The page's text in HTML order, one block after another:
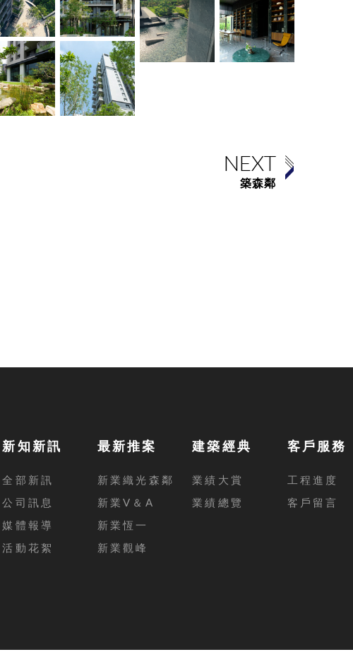
NEXT
築森鄰
新知新訊
全部新訊
公司訊息
媒體報導
活動花絮
最新推案
新業織光森鄰
新業V＆A
新業恆一
新業觀峰
建築經典
業績大賞
業績總覽
客戶服務
工程進度
客戶留言